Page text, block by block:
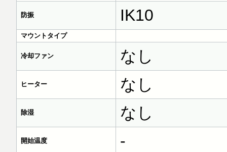
防振 IK10
マウントタイプ
冷却ファン なし
ヒーター なし
除湿 なし
開始温度 -